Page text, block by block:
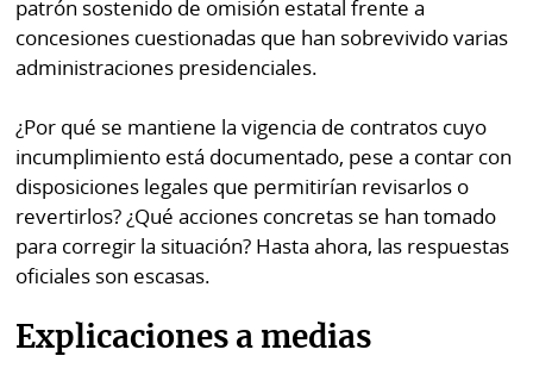
patrón sostenido de omisión estatal frente a
concesiones cuestionadas que han sobrevivido varias
administraciones presidenciales.
¿Por qué se mantiene la vigencia de contratos cuyo
incumplimiento está documentado, pese a contar con
disposiciones legales que permitirían revisarlos o
revertirlos? ¿Qué acciones concretas se han tomado
para corregir la situación? Hasta ahora, las respuestas
oficiales son escasas.
Explicaciones a medias